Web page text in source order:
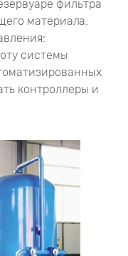
фильтра
материала.
системы
контроллеры и